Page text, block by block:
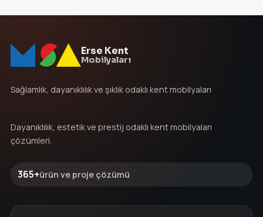
Erse Kent
Mobilyaları
Sağlamlık, dayanıklılık ve şıklık odaklı kent mobilyaları
Dayanıklılık, estetik ve prestij odaklı kent mobilyaları
çözümleri.
365+ürün ve proje çözümü